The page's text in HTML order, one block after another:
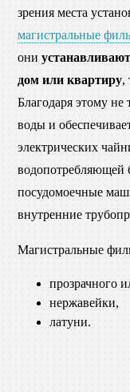
зрения места
магистральные
они
дом или квартиру,
Благодаря этому
воды и
электрических
водопотребляющей
посудомоечные
внутренние
Магистральные
прозрачного
нержавейки,
латуни.